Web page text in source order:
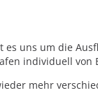
es uns um die
individuell von
mehr